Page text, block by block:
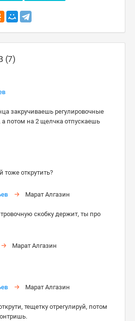
(7)
закручиваешь регулировочные
а потом на 2 щелчка отпускаешь
тоже открутить?
Марат Алгазин
скобку держит, ты про
Марат Алгазин
Марат Алгазин
тещетку отрегулируй, потом